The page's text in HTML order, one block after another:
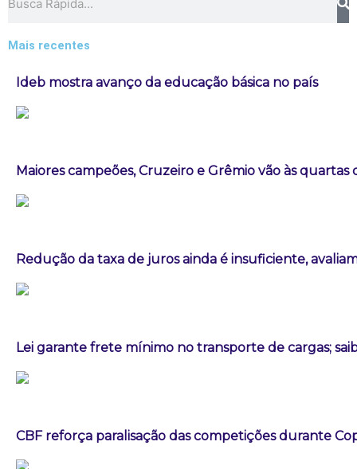
Mais recentes
Ideb mostra avanço da educação básica no país
Maiores campeões, Cruzeiro e Grêmio vão às quartas
Redução da taxa de juros ainda é insuficiente,
Lei garante frete mínimo no transporte de cargas;
CBF reforça paralisação das competições durante